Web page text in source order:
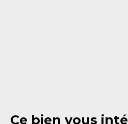
Ce bien vous